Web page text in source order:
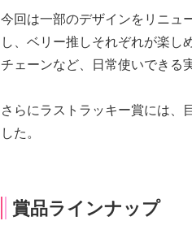
今回は一部のデザインをリニュ
し、ベリー推しそれぞれが楽し
チェーンなど、日常使いできる
さらにラストラッキー賞には、
した。
賞品ラインナップ